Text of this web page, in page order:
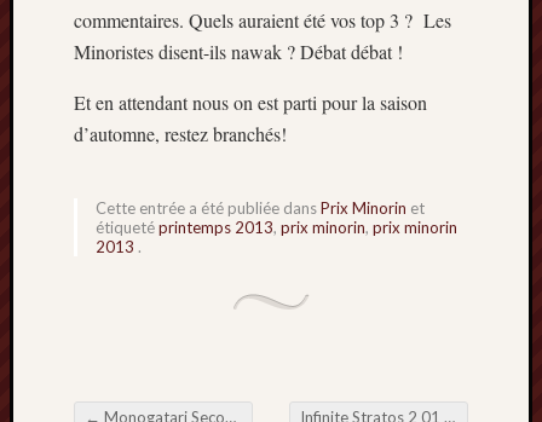
commentaires. Quels auraient été vos top 3 ? Les
Minoristes disent-ils nawak ? Débat débat !
Et en attendant nous on est parti pour la saison
d’automne, restez branchés!
Cette entrée a été publiée dansPrix Minorin et
étiquetéprintemps 2013, prix minorin, prix minorin
2013 .
← Monogatari Seconde Saison 12 (Nadeko Medusa) – Aqualung Infinite Stratos 2 01 – Les Charlots font du Robot